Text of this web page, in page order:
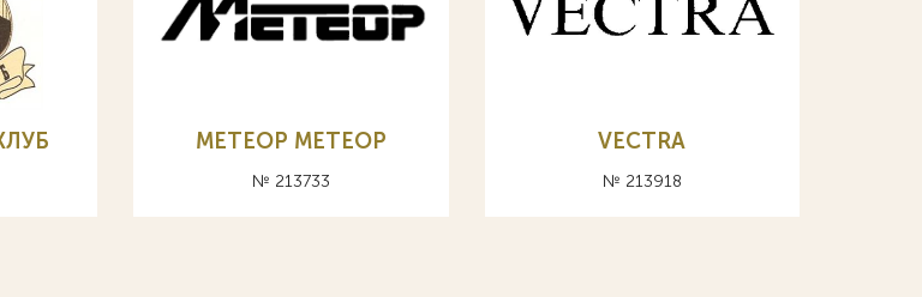
METEOP МЕТЕОР
№ 213733
VECTRA
№ 213918